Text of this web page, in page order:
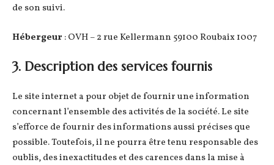
de son suivi.
Hébergeur : OVH – 2 rue Kellermann 59100 Roubaix 1007
3. Description des services fournis
Le site internet a pour objet de fournir une information
concernant l’ensemble des activités de la société. Le site
s’efforce de fournir des informations aussi précises que
possible. Toutefois, il ne pourra être tenu responsable des
oublis, des inexactitudes et des carences dans la mise à